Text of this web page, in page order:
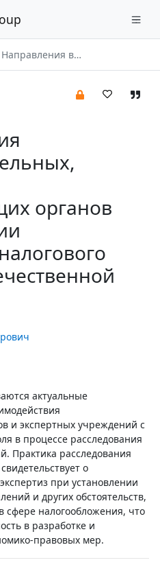
Направления взаимодействия правоохранительных, экспертных и контролирующих органов при проведении мероприятий налогового контроля в отечественной практике
органов
актуальные
и экспертных учреждений с
в процессе расследования
Практика расследования
о
при установлении
и других обстоятельств,
налогообложения, что
в разработке и
правовых мер.